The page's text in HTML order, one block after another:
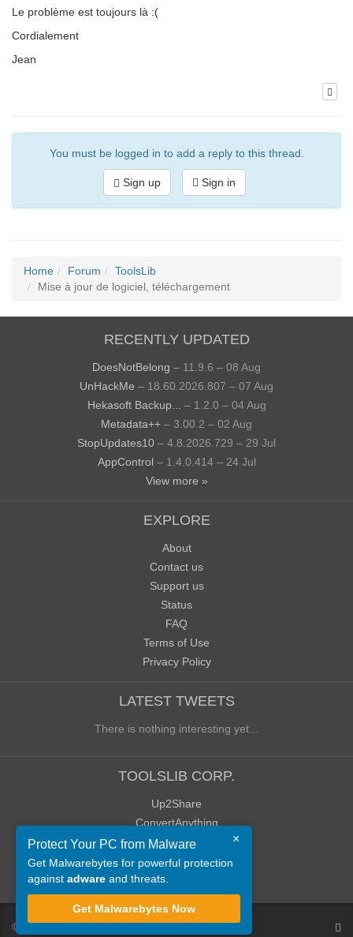
Le problème est toujours là :(
Cordialement
Jean
You must be logged in to add a reply to this thread.
Sign up Sign in
Home Forum
ToolsLib
Mise à jour de logiciel, téléchargement
RECENTLY UPDATED
DoesNotBelong – 11.9.6 – 08 Aug
UnHackMe – 18.60.2026.807 – 07 Aug
Hekasoft Backup...
– 1.2.0 – 04 Aug
Metadata++ – 3.00.2 – 02 Aug
StopUpdates10 – 4.8.2026.729 – 29 Jul
AppControl – 1.4.0.414 – 24 Jul
View more »
EXPLORE
About
Contact us
Support us
Status
FAQ
Terms of Use
Privacy Policy
LATEST TWEETS
There is nothing interesting yet...
TOOLSLIB CORP.
Up2Share
ConvertAnything
WoWClassicUI (WCUI)
Old Blog
Old Forum
© ToolsLib
×
Protect Your PC from Malware
Get Malwarebytes for powerful protection
against adware and threats.
Get Malwarebytes Now